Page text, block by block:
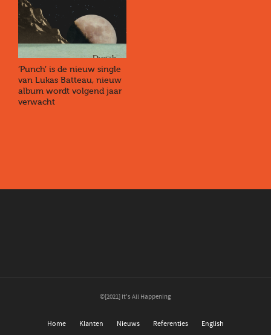
‘Punch’ is de nieuw single
van Lukas Batteau, nieuw
album wordt volgend jaar
verwacht
©[2021] It's All Happening
Home Klanten Nieuws Referenties English